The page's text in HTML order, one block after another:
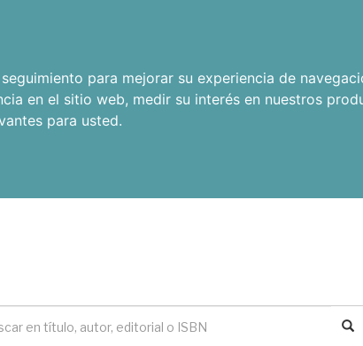
para mejorar su experiencia de
en el sitio web, medir su interés en nuestros
para usted.